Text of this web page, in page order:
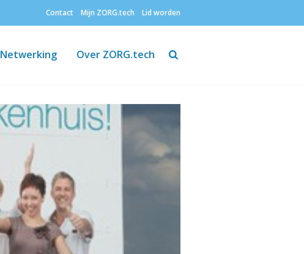
Contact Mijn ZORG.tech Lid worden
Netwerking Over ZORG.tech
Zoeken